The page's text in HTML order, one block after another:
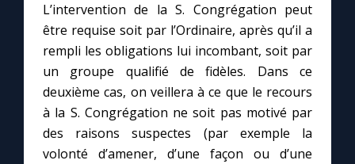
L’intervention de la S. Congrégation peut
être requise soit par l’Ordinaire, après qu’il a
rempli les obligations lui incombant, soit par
un groupe qualifié de fidèles. Dans ce
deuxième cas, on veillera à ce que le recours
à la S. Congrégation ne soit pas motivé par
des raisons suspectes (par exemple la
volonté d’amener, d’une façon ou d’une